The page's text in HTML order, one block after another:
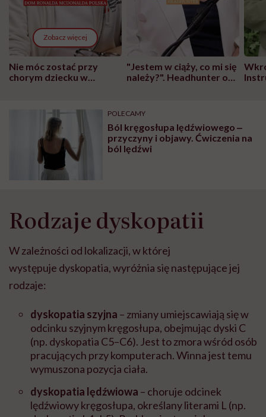
Zobacz więcej
Nie móc zostać przy
chorym dziecku w
może chyba tylko
głupota i brak
wyobraźni"
"Jestem w ciąży, co mi się
należy?". Headhunter o
pracy
POLECAMY
Ból kręgosłupa lędźwiowego ‒
przyczyny i objawy. Ćwiczenia na
ból lędźwi
Rodzaje dyskopatii
W zależności od lokalizacji, w której
występuje dyskopatia, wyróżnia się następujące jej
rodzaje:
dyskopatia szyjna – zmiany umiejscawiają się w
odcinku szyjnym kręgosłupa, obejmując dyski C
(np. dyskopatia C5–C6). Jest to zmora wśród osób
pracujących przy komputerach. Winna jest temu
wymuszona pozycja ciała.
dyskopatia lędźwiowa – choruje odcinek
lędźwiowy kręgosłupa, określany literami L (np.